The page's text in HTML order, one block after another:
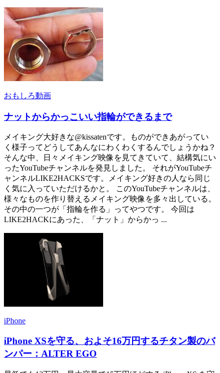
おもしろ動画
ナットからかっこいい指輪ができるまで
メイキング大好きな@kissatenです。ものができあがってい
く様子ってどうしてあんなにわくわくするんでしょうかね？
そんな中、日々メイキング映像を見てきていて、結構気にい
ったYouTubeチャンネルを発見しました。 それがYouTubeチ
ャンネルLIKE2HACKSです。メイキング好きの人なら同じ
く気に入っていただけるかと。 このYouTubeチャンネルは、
様々なものを作り替えるメイキング映像を多々出している。
その中の一つが「指輪を作る」ってやつです。 今回は
LIKE2HACKにあった、「ナット」からかっ ...
iPhone
iPhone XSを守る、およそ16万円するチタン製のバ
ンパー：ALTER EGO